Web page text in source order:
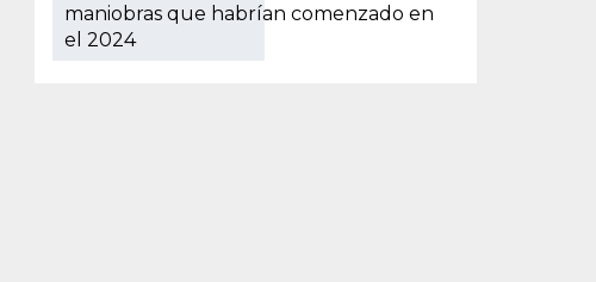
maniobras que habrían comenzado en
el 2024